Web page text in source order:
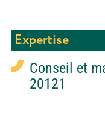
Expertise
Conseil et
20121